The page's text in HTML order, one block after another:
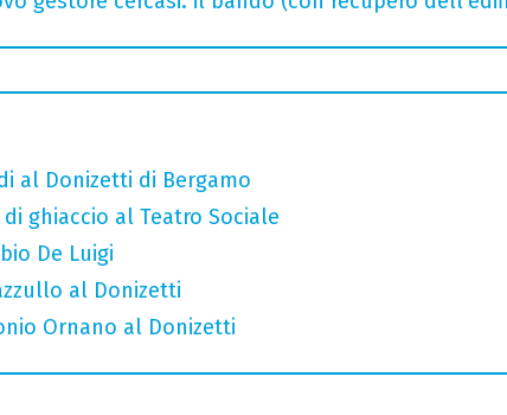
al Donizetti di Bergamo
ghiaccio al Teatro Sociale
De Luigi
al Donizetti
Ornano al Donizetti